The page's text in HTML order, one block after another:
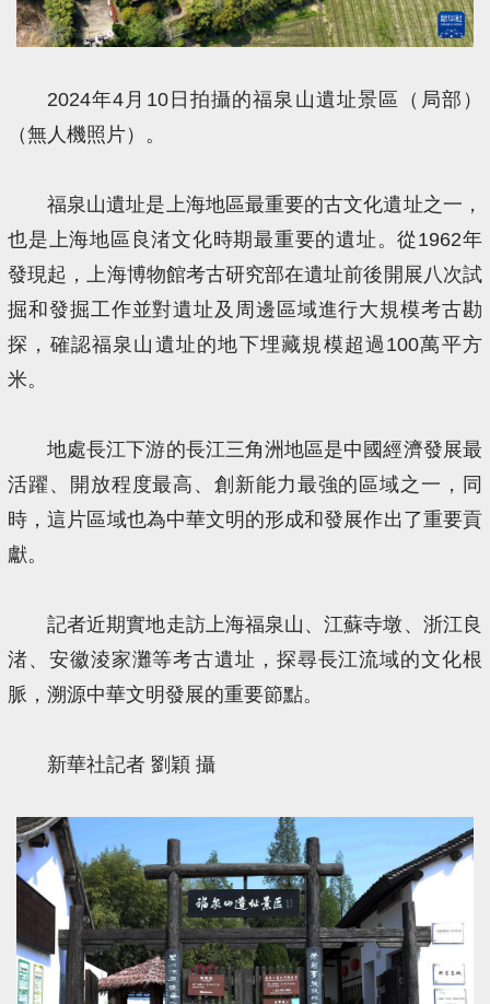
2024年4月10日拍攝的福泉山遺址景區（局部）
（無人機照片）。
福泉山遺址是上海地區最重要的古文化遺址之一，
也是上海地區良渚文化時期最重要的遺址。從1962年
發現起，上海博物館考古研究部在遺址前後開展八次試
掘和發掘工作並對遺址及周邊區域進行大規模考古勘
探，確認福泉山遺址的地下埋藏規模超過100萬平方
米。
地處長江下游的長江三角洲地區是中國經濟發展最
活躍、開放程度最高、創新能力最強的區域之一，同
時，這片區域也為中華文明的形成和發展作出了重要貢
獻。
記者近期實地走訪上海福泉山、江蘇寺墩、浙江良
渚、安徽淩家灘等考古遺址，探尋長江流域的文化根
脈，溯源中華文明發展的重要節點。
新華社記者 劉穎 攝